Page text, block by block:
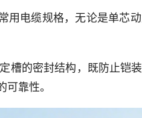
电缆规格，无论是单芯
槽的密封结构，既防止铠
靠性。